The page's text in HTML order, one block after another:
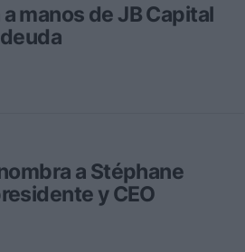
manos de JB Capital
a Stéphane
y CEO